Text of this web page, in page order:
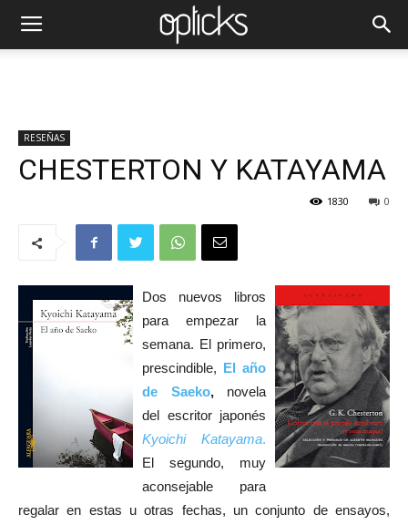
RESEÑAS
CHESTERTON Y KATAYAMA
0
1830
Dos nuevos libros
para empezar la
semana. El primero,
prescindible, El año
de Saeko,novela
del escritor japonés
Kyoichi Katayama.
El segundo, muy
aconsejable para
regalar en estas u otras fechas, un conjunto de ensayos,